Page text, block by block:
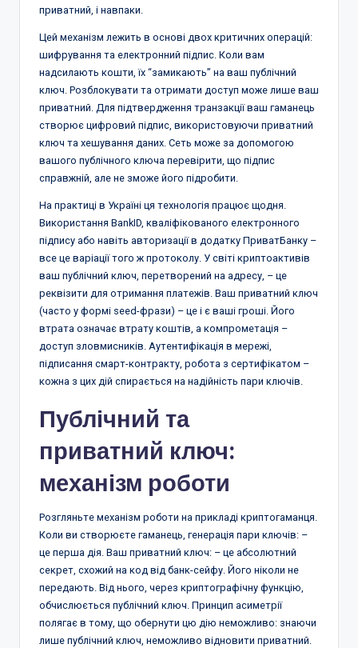
приватний, і навпаки.
Цей механізм лежить в основі двох критичних операцій:
шифрування та електронний підпис. Коли вам
надсилають кошти, їх “замикають” на ваш публічний
ключ. Розблокувати та отримати доступ може лише ваш
приватний. Для підтвердження транзакції ваш гаманець
створює цифровий підпис, використовуючи приватний
ключ та хешування даних. Сеть може за допомогою
вашого публічного ключа перевірити, що підпис
справжній, але не зможе його підробити.
На практиці в Україні ця технологія працює щодня.
Використання BankID, кваліфікованого електронного
підпису або навіть авторизації в додатку ПриватБанку –
все це варіації того ж протоколу. У світі криптоактивів
ваш публічний ключ, перетворений на адресу, – це
реквізити для отримання платежів. Ваш приватний ключ
(часто у формі seed-фрази) – це і є ваші гроші. Його
втрата означає втрату коштів, а компрометація –
доступ зловмисників. Аутентифікація в мережі,
підписання смарт-контракту, робота з сертифікатом –
кожна з цих дій спирається на надійність пари ключів.
Публічний та
приватний ключ:
механізм роботи
Розгляньте механізм роботи на прикладі криптогаманця.
Коли ви створюєте гаманець, генерація пари ключів: –
це перша дія. Ваш приватний ключ: – це абсолютний
секрет, схожий на код від банк-сейфу. Його ніколи не
передають. Від нього, через криптографічну функцію,
обчислюється публічний ключ. Принцип асиметрії
полягає в тому, що обернути цю дію неможливо: знаючи
лише публічний ключ, неможливо відновити приватний.